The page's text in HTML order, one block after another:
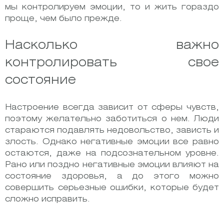
мы контролируем эмоции, то и жить гораздо
проще, чем было прежде.
Насколько важно
контролировать свое
состояние
Настроение всегда зависит от сферы чувств,
поэтому желательно заботиться о нем. Люди
стараются подавлять недовольство, зависть и
злость. Однако негативные эмоции все равно
остаются, даже на подсознательном уровне.
Рано или поздно негативные эмоции влияют на
состояние здоровья, а до этого можно
совершить серьезные ошибки, которые будет
сложно исправить.